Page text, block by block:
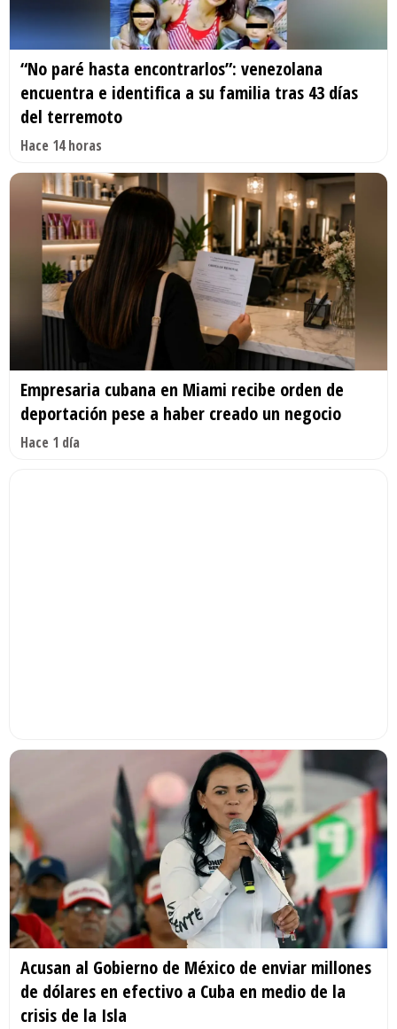
“No paré hasta encontrarlos”: venezolana
encuentra e identifica a su familia tras 43 días
del terremoto
Hace 14 horas
Empresaria cubana en Miami recibe orden de
deportación pese a haber creado un negocio
Hace 1 día
Acusan al Gobierno de México de enviar millones
de dólares en efectivo a Cuba en medio de la
crisis de la Isla